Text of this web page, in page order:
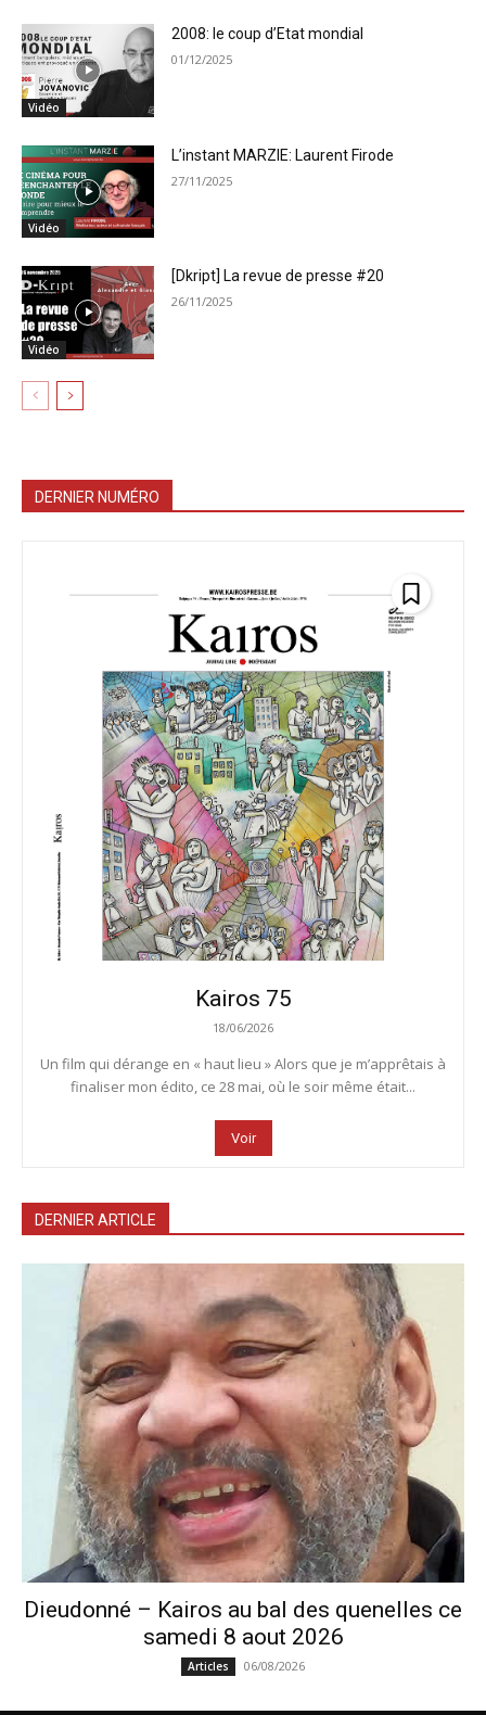
Vidéo
2008: le coup d’Etat mondial
01/12/2025
Vidéo
L’instant MARZIE: Laurent Firode
27/11/2025
Vidéo
[Dkript] La revue de presse #20
26/11/2025
DERNIER NUMÉRO
Kairos 75
18/06/2026
Un film qui dérange en « haut lieu » Alors que je m’apprêtais à
finaliser mon édito, ce 28 mai, où le soir même était...
Voir
DERNIER ARTICLE
Dieudonné – Kairos au bal des quenelles ce
samedi 8 aout 2026
Articles 06/08/2026